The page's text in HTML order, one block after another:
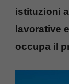
istituzioni
lavorative
occupa il